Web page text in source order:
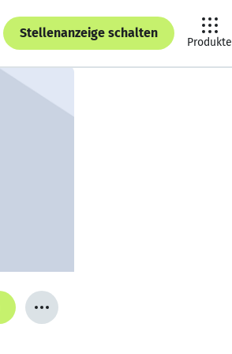
Stellenanzeige schalten
Produkte